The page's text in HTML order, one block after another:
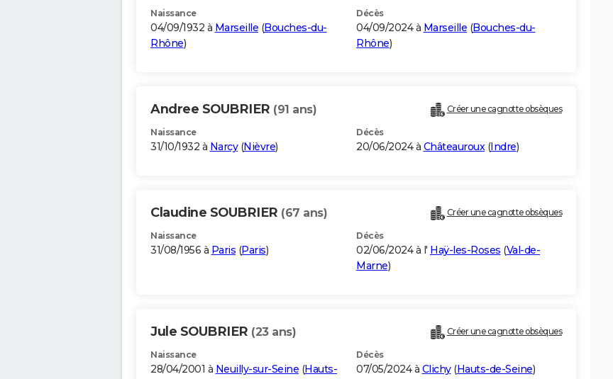
Naissance
04/09/1932 à Marseille (Bouches-du-
Rhône)
Décès
04/09/2024 à Marseille (Bouches-du-
Rhône)
Andree SOUBRIER (91 ans) Créer une cagnotte obsèques
Naissance
31/10/1932 à Narcy(Nièvre)
Décès
20/06/2024 à Châteauroux(Indre)
Claudine SOUBRIER (67 ans) Créer une cagnotte obsèques
Naissance
31/08/1956 à Paris (Paris)
Décès
02/06/2024 à l' Haÿ-les-Roses (Val-de-
Marne)
Jule SOUBRIER (23 ans) Créer une cagnotte obsèques
Naissance
28/04/2001 à Neuilly-sur-Seine (Hauts-
Décès
07/05/2024 à Clichy(Hauts-de-Seine)